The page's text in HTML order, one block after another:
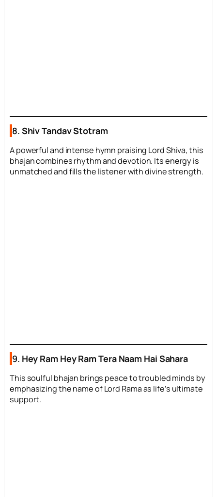
8. Shiv Tandav Stotram
A powerful and intense hymn praising Lord Shiva, this
bhajan combines rhythm and devotion. Its energy is
unmatched and fills the listener with divine strength.
9. Hey Ram Hey Ram Tera Naam Hai Sahara
This soulful bhajan brings peace to troubled minds by
emphasizing the name of Lord Rama as life’s ultimate
support.